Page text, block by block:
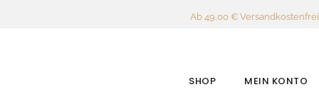
Ab 49,00 € Versandkostenfrei
SHOP MEIN KONTO